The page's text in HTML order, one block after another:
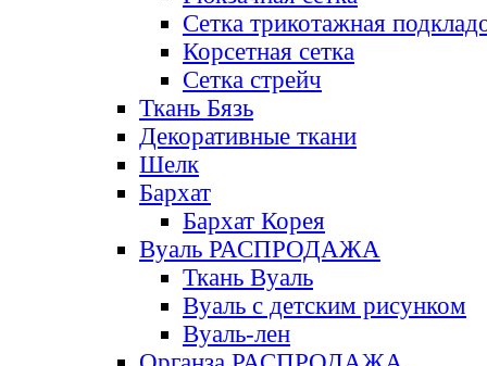
Сетка трикотажная
Корсетная сетка
Сетка стрейч
Ткань Бязь
Декоративные ткани
Шелк
Бархат
Бархат Корея
Вуаль РАСПРОДАЖА
Ткань Вуаль
Вуаль с детским рисунком
Вуаль-лен